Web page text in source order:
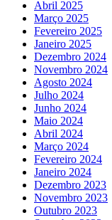
Abril 2025
Março 2025
Fevereiro 2025
Janeiro 2025
Dezembro 2024
Novembro 2024
Agosto 2024
Julho 2024
Junho 2024
Maio 2024
Abril 2024
Março 2024
Fevereiro 2024
Janeiro 2024
Dezembro 2023
Novembro 2023
Outubro 2023